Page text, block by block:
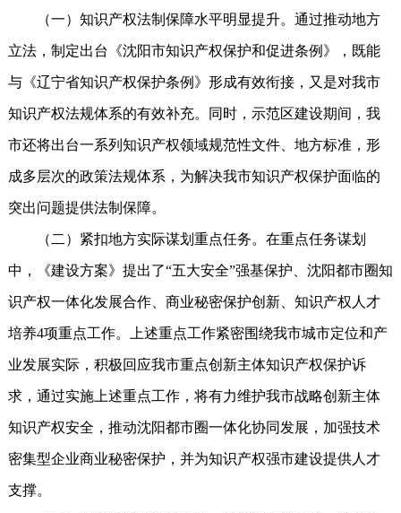
（一）知识产权法制保障水平明显提升。通过推动地方
立法，制定出台《沈阳市知识产权保护和促进条例》，既能
与《辽宁省知识产权保护条例》形成有效衔接，又是对我市
知识产权法规体系的有效补充。同时，示范区建设期间，我
市还将出台一系列知识产权领域规范性文件、地方标准，形
成多层次的政策法规体系，为解决我市知识产权保护面临的
突出问题提供法制保障。
（二）紧扣地方实际谋划重点任务。在重点任务谋划
中，《建设方案》提出了“五大安全”强基保护、沈阳都市圈知
识产权一体化发展合作、商业秘密保护创新、知识产权人才
培养4项重点工作。上述重点工作紧密围绕我市城市定位和产
业发展实际，积极回应我市重点创新主体知识产权保护诉
求，通过实施上述重点工作，将有力维护我市战略创新主体
知识产权安全，推动沈阳都市圈一体化协同发展，加强技术
密集型企业商业秘密保护，并为知识产权强市建设提供人才
支撑。